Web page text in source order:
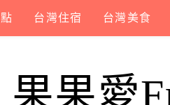
台灣住宿 台灣美食
果果愛